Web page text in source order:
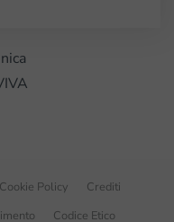
Policy
Crediti
Codice Etico